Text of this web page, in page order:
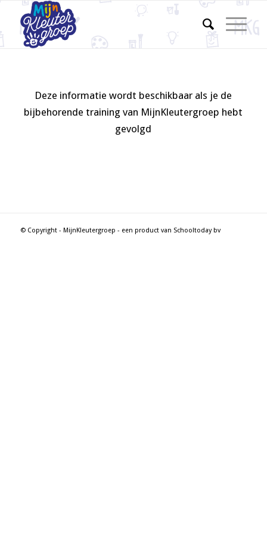
Deze informatie wordt beschikbaar als je de
bijbehorende training van MijnKleutergroep hebt
gevolgd
© Copyright - MijnKleutergroep - een product van Schooltoday bv